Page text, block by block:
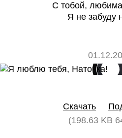
С тобой,
Я не забуду
Скачать
(198.63 KB